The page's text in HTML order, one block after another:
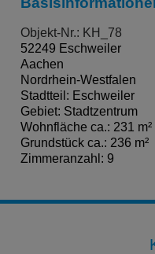
Objekt-Nr.: KH_78
52249 Eschweiler
Aachen
Nordrhein-Westfalen
Stadtteil: Eschweiler
Gebiet: Stadtzentrum
Wohnfläche ca.: 231 m²
Grundstück ca.: 236 m²
Zimmeranzahl: 9